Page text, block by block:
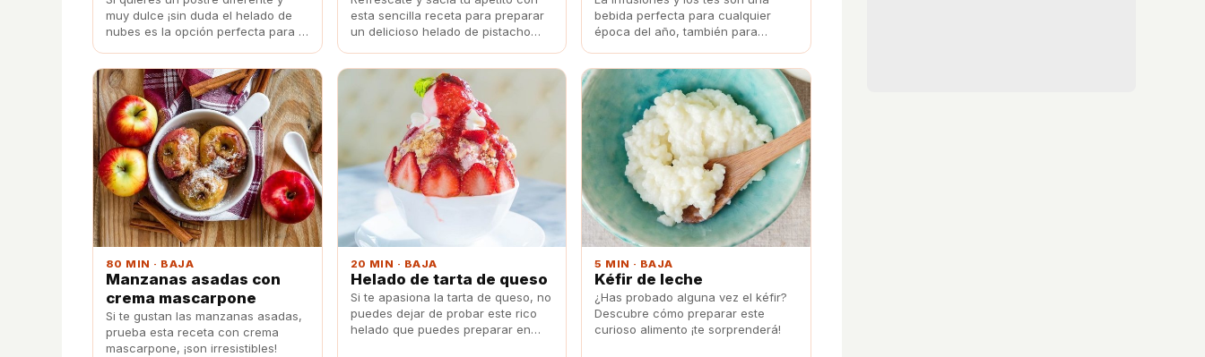
muy dulce ¡sin duda el helado de
nubes es la opción perfecta para el
esta sencilla receta para preparar
un delicioso helado de pistacho
bebida perfecta para cualquier
época del año, también para
80 MIN · BAJA
Manzanas asadas con
crema mascarpone
Si te gustan las manzanas asadas,
prueba esta receta con crema
mascarpone, ¡son irresistibles!
20 MIN · BAJA
Helado de tarta de queso
Si te apasiona la tarta de queso, no
puedes dejar de probar este rico
helado que puedes preparar en
5 MIN · BAJA
Kéfir de leche
¿Has probado alguna vez el kéfir?
Descubre cómo preparar este
curioso alimento ¡te sorprenderá!